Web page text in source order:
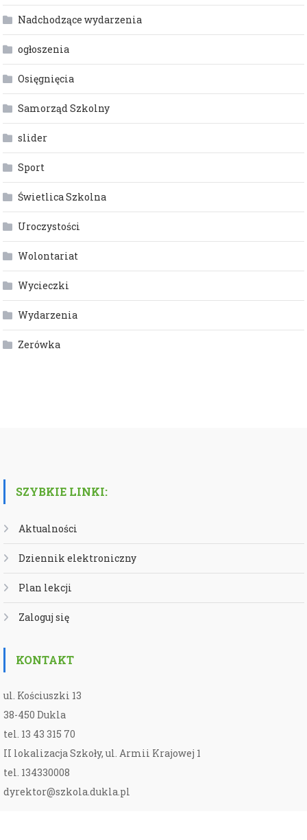
Nadchodzące wydarzenia
ogłoszenia
Osięgnięcia
Samorząd Szkolny
slider
Sport
Świetlica Szkolna
Uroczystości
Wolontariat
Wycieczki
Wydarzenia
Zerówka
SZYBKIE LINKI:
Aktualności
Dziennik elektroniczny
Plan lekcji
Zaloguj się
KONTAKT
ul. Kościuszki 13
38-450 Dukla
tel. 13 43 315 70
II lokalizacja Szkoły, ul. Armii Krajowej 1
tel. 134330008
dyrektor@szkola.dukla.pl